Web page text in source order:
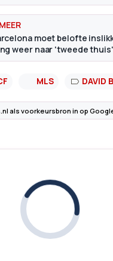
moet belofte
weer naar 'tweede thuis'
MLS DAVID
als voorkeursbron in op